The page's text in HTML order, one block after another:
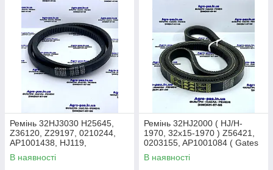
Ремінь 32HJ3030 H25645,
Z36120, Z29197, 0210244,
AP1001438, HJ119,
3155107R1 John Deere
В наявності
Ремінь 32HJ2000 ( HJ/H-
1970, 32x15-1970 ) Z56421,
0203155, AP1001084 ( Gates
)В наявності